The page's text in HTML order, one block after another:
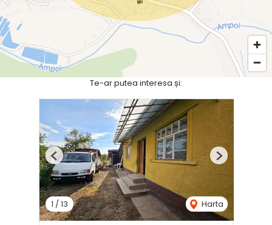
Te-ar putea interesa și:
1 /13 Harta
Previous Next